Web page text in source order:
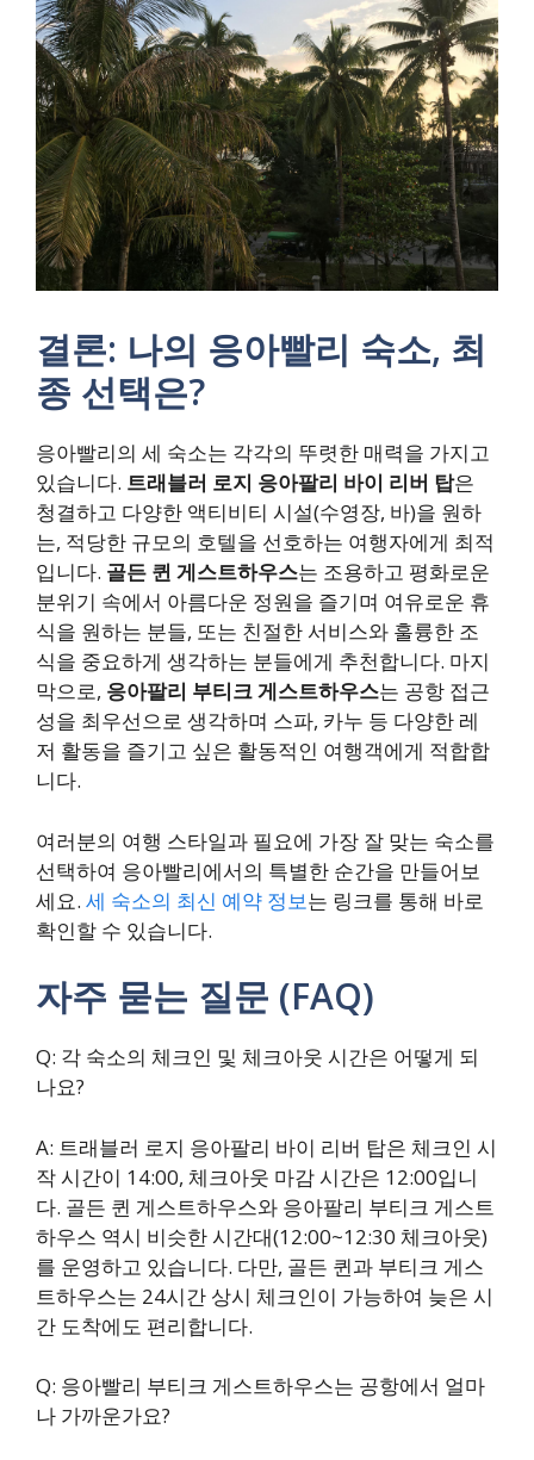
결론: 나의 응아빨리 숙소, 최
종 선택은?
응아빨리의 세 숙소는 각각의 뚜렷한 매력을 가지고
있습니다. 트래블러 로지 응아팔리 바이 리버 탑은
청결하고 다양한 액티비티 시설(수영장, 바)을 원하
는, 적당한 규모의 호텔을 선호하는 여행자에게 최적
입니다. 골든 퀸 게스트하우스는 조용하고 평화로운
분위기 속에서 아름다운 정원을 즐기며 여유로운 휴
식을 원하는 분들, 또는 친절한 서비스와 훌륭한 조
식을 중요하게 생각하는 분들에게 추천합니다. 마지
막으로, 응아팔리 부티크 게스트하우스는 공항 접근
성을 최우선으로 생각하며 스파, 카누 등 다양한 레
저 활동을 즐기고 싶은 활동적인 여행객에게 적합합
니다.
여러분의 여행 스타일과 필요에 가장 잘 맞는 숙소를
선택하여 응아빨리에서의 특별한 순간을 만들어보
세요. 세 숙소의 최신 예약 정보는 링크를 통해 바로
확인할 수 있습니다.
자주 묻는 질문 (FAQ)
Q: 각 숙소의 체크인 및 체크아웃 시간은 어떻게 되
나요?
A: 트래블러 로지 응아팔리 바이 리버 탑은 체크인 시
작 시간이 14:00, 체크아웃 마감 시간은 12:00입니
다. 골든 퀸 게스트하우스와 응아팔리 부티크 게스트
하우스 역시 비슷한 시간대(12:00~12:30 체크아웃)
를 운영하고 있습니다. 다만, 골든 퀸과 부티크 게스
트하우스는 24시간 상시 체크인이 가능하여 늦은 시
간 도착에도 편리합니다.
Q: 응아빨리 부티크 게스트하우스는 공항에서 얼마
나 가까운가요?